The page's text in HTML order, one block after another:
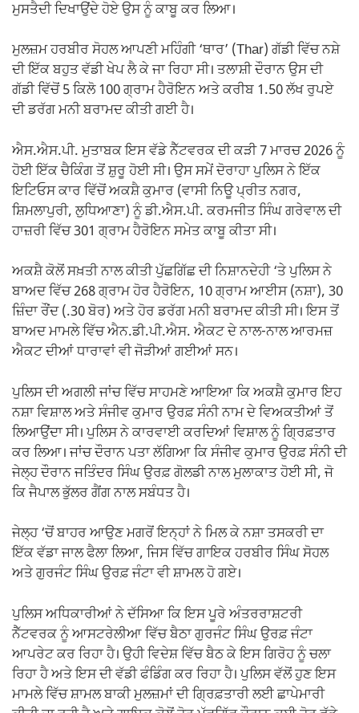
ਮੁਸਤੈਦੀ ਦਿਖਾਉਂਦੇ ਹੋਏ ਉਸ ਨੂੰ ਕਾਬੂ ਕਰ ਲਿਆ।
ਮੁਲਜ਼ਮ ਹਰਬੀਰ ਸੋਹਲ ਆਪਣੀ ਮਹਿੰਗੀ ‘ਥਾਰ’ (Thar) ਗੱਡੀ ਵਿੱਚ ਨਸ਼ੇ
ਦੀ ਇੱਕ ਬਹੁਤ ਵੱਡੀ ਖੇਪ ਲੈ ਕੇ ਜਾ ਰਿਹਾ ਸੀ। ਤਲਾਸ਼ੀ ਦੌਰਾਨ ਉਸ ਦੀ
ਗੱਡੀ ਵਿੱਚੋਂ 5 ਕਿਲੋ 100 ਗ੍ਰਾਮ ਹੈਰੋਇਨ ਅਤੇ ਕਰੀਬ 1.50 ਲੱਖ ਰੁਪਏ
ਦੀ ਡਰੱਗ ਮਨੀ ਬਰਾਮਦ ਕੀਤੀ ਗਈ ਹੈ।
ਐਸ.ਐਸ.ਪੀ. ਮੁਤਾਬਕ ਇਸ ਵੱਡੇ ਨੈੱਟਵਰਕ ਦੀ ਕੜੀ 7 ਮਾਰਚ 2026 ਨੂੰ
ਹੋਈ ਇੱਕ ਚੈਕਿੰਗ ਤੋਂ ਸ਼ੁਰੂ ਹੋਈ ਸੀ। ਉਸ ਸਮੇਂ ਦੋਰਾਹਾ ਪੁਲਿਸ ਨੇ ਇੱਕ
ਇਟਿਓਸ ਕਾਰ ਵਿੱਚੋਂ ਅਕਸ਼ੈ ਕੁਮਾਰ (ਵਾਸੀ ਨਿਊ ਪ੍ਰੀਤ ਨਗਰ,
ਸ਼ਿਮਲਾਪੁਰੀ, ਲੁਧਿਆਣਾ) ਨੂੰ ਡੀ.ਐਸ.ਪੀ. ਕਰਮਜੀਤ ਸਿੰਘ ਗਰੇਵਾਲ ਦੀ
ਹਾਜ਼ਰੀ ਵਿੱਚ 301 ਗ੍ਰਾਮ ਹੈਰੋਇਨ ਸਮੇਤ ਕਾਬੂ ਕੀਤਾ ਸੀ।
ਅਕਸ਼ੈ ਕੋਲੋਂ ਸਖ਼ਤੀ ਨਾਲ ਕੀਤੀ ਪੁੱਛਗਿੱਛ ਦੀ ਨਿਸ਼ਾਨਦੇਹੀ ‘ਤੇ ਪੁਲਿਸ ਨੇ
ਬਾਅਦ ਵਿੱਚ 268 ਗ੍ਰਾਮ ਹੋਰ ਹੈਰੋਇਨ, 10 ਗ੍ਰਾਮ ਆਈਸ (ਨਸ਼ਾ), 30
ਜ਼ਿੰਦਾ ਰੌਂਦ (.30 ਬੋਰ) ਅਤੇ ਹੋਰ ਡਰੱਗ ਮਨੀ ਬਰਾਮਦ ਕੀਤੀ ਸੀ। ਇਸ ਤੋਂ
ਬਾਅਦ ਮਾਮਲੇ ਵਿੱਚ ਐਨ.ਡੀ.ਪੀ.ਐਸ. ਐਕਟ ਦੇ ਨਾਲ-ਨਾਲ ਆਰਮਜ਼
ਐਕਟ ਦੀਆਂ ਧਾਰਾਵਾਂ ਵੀ ਜੋੜੀਆਂ ਗਈਆਂ ਸਨ।
ਪੁਲਿਸ ਦੀ ਅਗਲੀ ਜਾਂਚ ਵਿੱਚ ਸਾਹਮਣੇ ਆਇਆ ਕਿ ਅਕਸ਼ੈ ਕੁਮਾਰ ਇਹ
ਨਸ਼ਾ ਵਿਸ਼ਾਲ ਅਤੇ ਸੰਜੀਵ ਕੁਮਾਰ ਉਰਫ਼ ਸੰਨੀ ਨਾਮ ਦੇ ਵਿਅਕਤੀਆਂ ਤੋਂ
ਲਿਆਉਂਦਾ ਸੀ। ਪੁਲਿਸ ਨੇ ਕਾਰਵਾਈ ਕਰਦਿਆਂ ਵਿਸ਼ਾਲ ਨੂੰ ਗ੍ਰਿਫ਼ਤਾਰ
ਕਰ ਲਿਆ। ਜਾਂਚ ਦੌਰਾਨ ਪਤਾ ਲੱਗਿਆ ਕਿ ਸੰਜੀਵ ਕੁਮਾਰ ਉਰਫ਼ ਸੰਨੀ ਦੀ
ਜੇਲ੍ਹ ਦੌਰਾਨ ਜਤਿੰਦਰ ਸਿੰਘ ਉਰਫ਼ ਗੋਲਡੀ ਨਾਲ ਮੁਲਾਕਾਤ ਹੋਈ ਸੀ, ਜੋ
ਕਿ ਜੈਪਾਲ ਭੁੱਲਰ ਗੈਂਗ ਨਾਲ ਸਬੰਧਤ ਹੈ।
ਜੇਲ੍ਹ ‘ਚੋਂ ਬਾਹਰ ਆਉਣ ਮਗਰੋਂ ਇਨ੍ਹਾਂ ਨੇ ਮਿਲ ਕੇ ਨਸ਼ਾ ਤਸਕਰੀ ਦਾ
ਇੱਕ ਵੱਡਾ ਜਾਲ ਫੈਲਾ ਲਿਆ, ਜਿਸ ਵਿੱਚ ਗਾਇਕ ਹਰਬੀਰ ਸਿੰਘ ਸੋਹਲ
ਅਤੇ ਗੁਰਜੰਟ ਸਿੰਘ ਉਰਫ਼ ਜੰਟਾ ਵੀ ਸ਼ਾਮਲ ਹੋ ਗਏ।
ਪੁਲਿਸ ਅਧਿਕਾਰੀਆਂ ਨੇ ਦੱਸਿਆ ਕਿ ਇਸ ਪੂਰੇ ਅੰਤਰਰਾਸ਼ਟਰੀ
ਨੈੱਟਵਰਕ ਨੂੰ ਆਸਟਰੇਲੀਆ ਵਿੱਚ ਬੈਠਾ ਗੁਰਜੰਟ ਸਿੰਘ ਉਰਫ਼ ਜੰਟਾ
ਆਪਰੇਟ ਕਰ ਰਿਹਾ ਹੈ। ਉਹੀ ਵਿਦੇਸ਼ ਵਿੱਚ ਬੈਠ ਕੇ ਇਸ ਗਿਰੋਹ ਨੂੰ ਚਲਾ
ਰਿਹਾ ਹੈ ਅਤੇ ਇਸ ਦੀ ਵੱਡੀ ਫੰਡਿੰਗ ਕਰ ਰਿਹਾ ਹੈ। ਪੁਲਿਸ ਵੱਲੋਂ ਹੁਣ ਇਸ
ਮਾਮਲੇ ਵਿੱਚ ਸ਼ਾਮਲ ਬਾਕੀ ਮੁਲਜ਼ਮਾਂ ਦੀ ਗ੍ਰਿਫ਼ਤਾਰੀ ਲਈ ਛਾਪੇਮਾਰੀ